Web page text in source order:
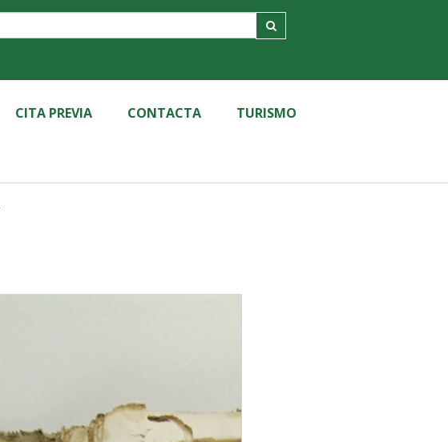
CITA PREVIA CONTACTA TURISMO